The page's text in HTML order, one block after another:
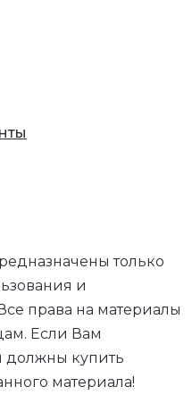
только
и
права на материалы
Если Вам
должны купить
материала!